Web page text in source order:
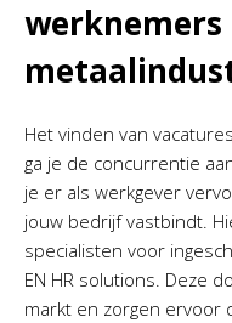
werknemers
Het vinden van
ga je de concurrentie
je er als werkgever
jouw bedrijf vastbindt.
specialisten voor
EN HR solutions. Deze
markt en zorgen ervoor